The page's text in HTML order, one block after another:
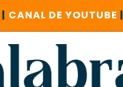
| CANAL DE YOUTUBE |